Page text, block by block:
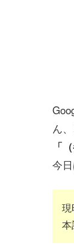
ん
「
今
現
本